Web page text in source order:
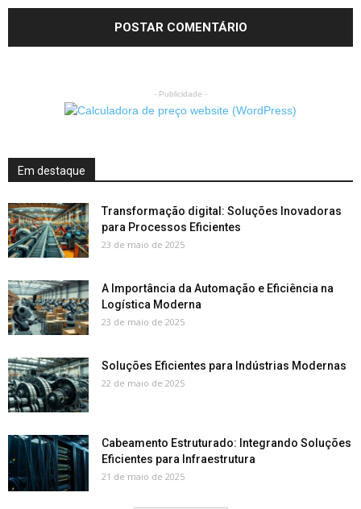
- Publicidade -
Em destaque
Transformação digital: Soluções Inovadoras
para Processos Eficientes
23 de maio de 2025
A Importância da Automação e Eficiência na
Logística Moderna
23 de maio de 2025
Soluções Eficientes para Indústrias Modernas
22 de maio de 2025
Cabeamento Estruturado: Integrando Soluções
Eficientes para Infraestrutura
21 de maio de 2025